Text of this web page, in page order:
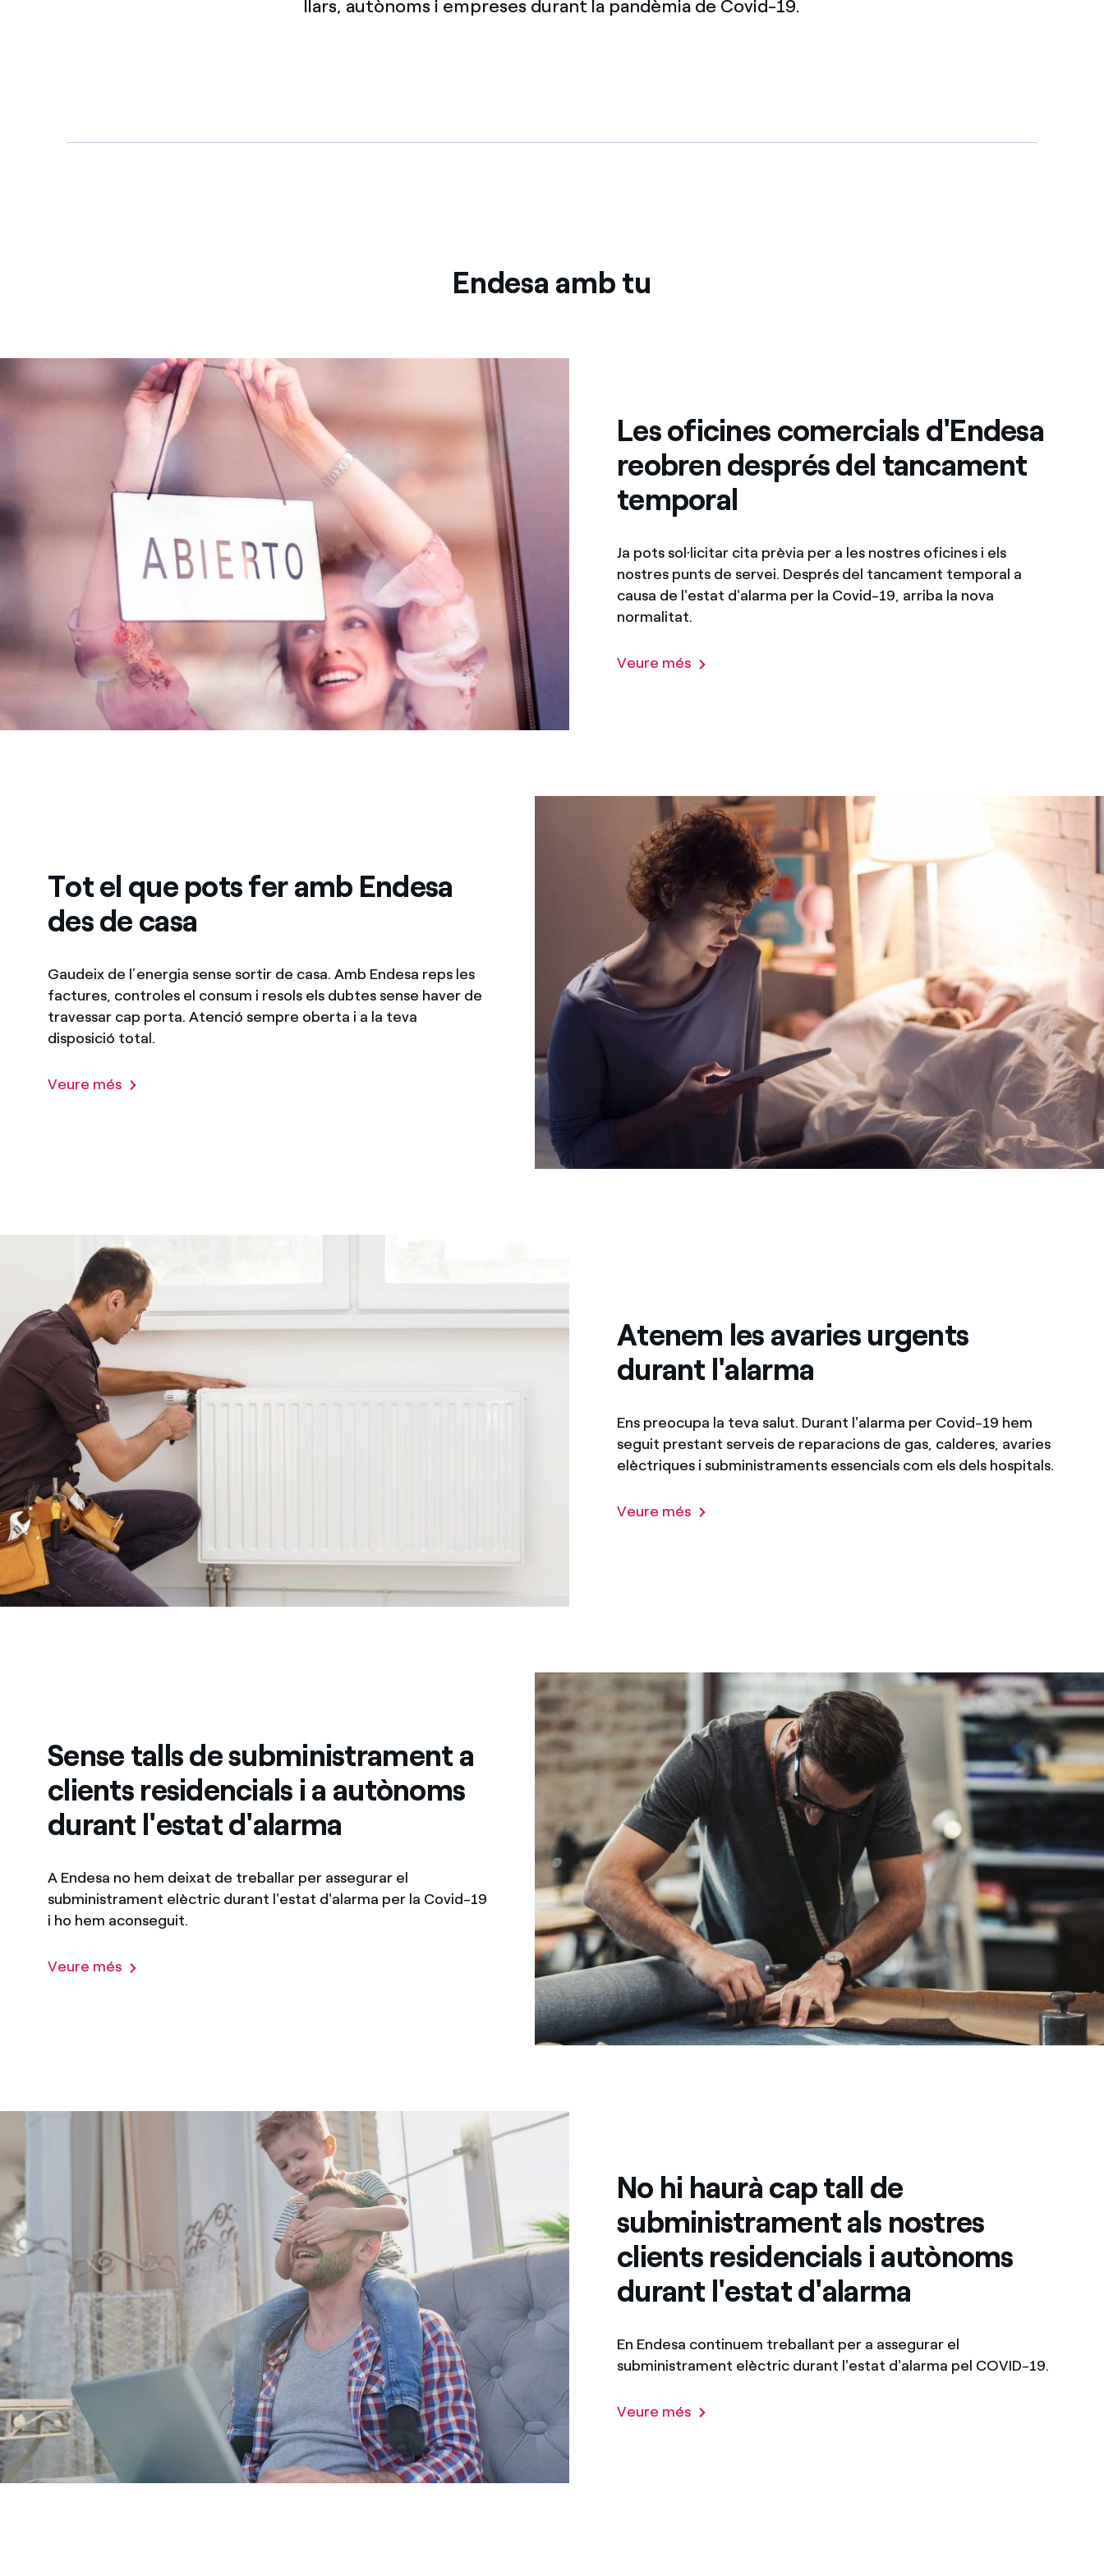
Ofertes per a autònoms i Pymes
llars, autònoms i empreses durant la pandèmia de Covid-19.
Endesa amb tu
Les oficines comercials d'Endesa
reobren després del tancament
temporal
Ja pots sol·licitar cita prèvia per a les nostres oficines i els
nostres punts de servei. Després del tancament temporal a
causa de l'estat d'alarma per la Covid-19, arriba la nova
normalitat.
Veure més
Tot el que pots fer amb Endesa
des de casa
Gaudeix de l’energia sense sortir de casa. Amb Endesa reps les
factures, controles el consum i resols els dubtes sense haver de
travessar cap porta. Atenció sempre oberta i a la teva
disposició total.
Veure més
Atenem les avaries urgents
durant l'alarma
Ens preocupa la teva salut. Durant l'alarma per Covid-19 hem
seguit prestant serveis de reparacions de gas, calderes, avaries
elèctriques i subministraments essencials com els dels hospitals.
Veure més
Sense talls de subministrament a
clients residencials i a autònoms
durant l'estat d'alarma
A Endesa no hem deixat de treballar per assegurar el
subministrament elèctric durant l'estat d'alarma per la Covid-19
i ho hem aconseguit.
Veure més
No hi haurà cap tall de
subministrament als nostres
clients residencials i autònoms
durant l'estat d'alarma
En Endesa continuem treballant per a assegurar el
subministrament elèctric durant l'estat d'alarma pel COVID-19.
Veure més